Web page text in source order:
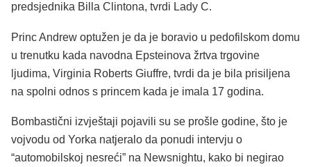
predsjednika Billa Clintona, tvrdi Lady C.
Princ Andrew optužen je da je boravio u pedofilskom domu
u trenutku kada navodna Epsteinova žrtva trgovine
ljudima, Virginia Roberts Giuffre, tvrdi da je bila prisiljena
na spolni odnos s princem kada je imala 17 godina.
Bombastični izvještaji pojavili su se prošle godine, što je
vojvodu od Yorka natjeralo da ponudi intervju o
“automobilskoj nesreći” na Newsnightu, kako bi negirao